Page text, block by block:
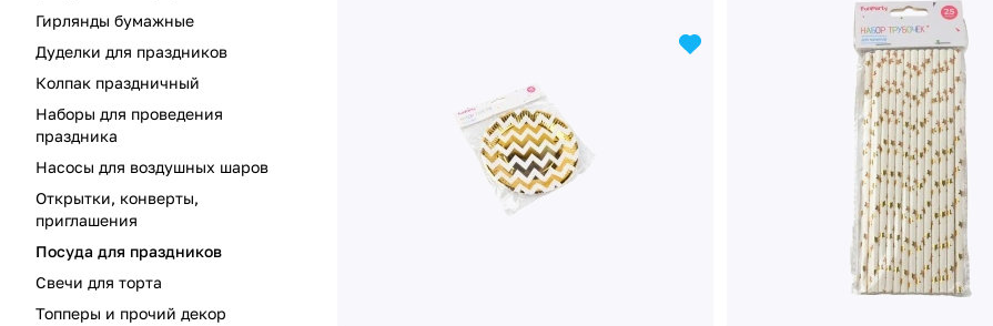
Гирлянды бумажные
Дуделки для праздников
Колпак праздничный
Наборы для проведения
праздника
Насосы для воздушных шаров
Открытки, конверты,
приглашения
Посуда для праздников
Свечи для торта
Топперы и прочий декор